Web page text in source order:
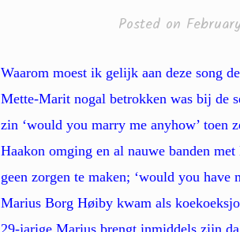
Posted on
Waarom moest ik gelijk aan deze song
Mette-Marit nogal betrokken was bij de
zin ‘would you marry me anyhow’ toen
Haakon omging en al nauwe banden
geen zorgen te maken; ‘would you
Marius Borg Høiby kwam als
29-jarige Marius brengt inmiddels zijn